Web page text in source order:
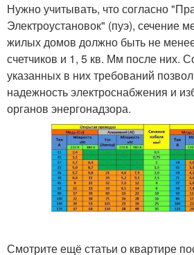
Нужно учитывать, что согласно
Электроустановок" (пуэ), сечение
жилых домов должно быть не
счетчиков и 1, 5 кв. Мм после них.
указанных в них требований
надежность электроснабжения и
органов энергонадзора.
Смотрите ещё статьи о квартире